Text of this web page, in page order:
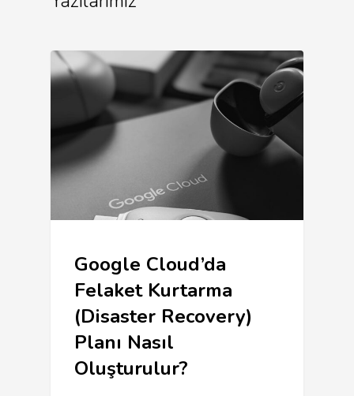
Google Cloud’da
Felaket Kurtarma
(Disaster Recovery)
Planı Nasıl
Oluşturulur?